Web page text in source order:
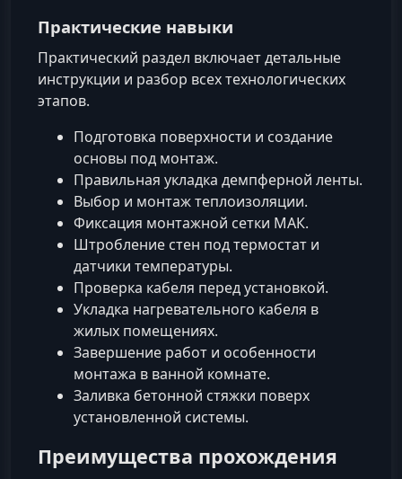
Практические навыки
Практический раздел включает детальные
инструкции и разбор всех технологических
этапов.
Подготовка поверхности и создание
основы под монтаж.
Правильная укладка демпферной ленты.
Выбор и монтаж теплоизоляции.
Фиксация монтажной сетки МАК.
Штробление стен под термостат и
датчики температуры.
Проверка кабеля перед установкой.
Укладка нагревательного кабеля в
жилых помещениях.
Завершение работ и особенности
монтажа в ванной комнате.
Заливка бетонной стяжки поверх
установленной системы.
Преимущества прохождения